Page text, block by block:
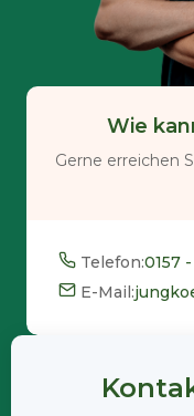
Wie
Gerne erreichen
Telefon:0157
E-Mail: